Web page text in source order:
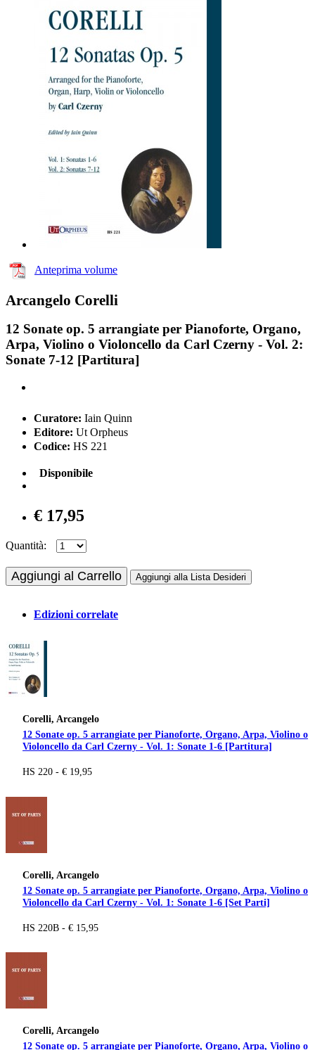
Anteprima volume
Arcangelo Corelli
12 Sonate op. 5 arrangiate per Pianoforte, Organo,
Arpa, Violino o Violoncello da Carl Czerny - Vol. 2:
Sonate 7-12 [Partitura]
Curatore: Iain Quinn
Editore: Ut Orpheus
Codice: HS 221
Disponibile
€ 17,95
Quantità:
Aggiungi al Carrello Aggiungi alla Lista Desideri
Edizioni correlate
Corelli, Arcangelo
12 Sonate op. 5 arrangiate per Pianoforte, Organo, Arpa, Violino o
Violoncello da Carl Czerny - Vol. 1: Sonate 1-6 [Partitura]
HS 220 - € 19,95
Corelli, Arcangelo
12 Sonate op. 5 arrangiate per Pianoforte, Organo, Arpa, Violino o
Violoncello da Carl Czerny - Vol. 1: Sonate 1-6 [Set Parti]
HS 220B - € 15,95
Corelli, Arcangelo
12 Sonate op. 5 arrangiate per Pianoforte, Organo, Arpa, Violino o